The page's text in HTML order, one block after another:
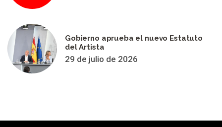
Gobierno aprueba el nuevo Estatuto
del Artista
29 de julio de 2026